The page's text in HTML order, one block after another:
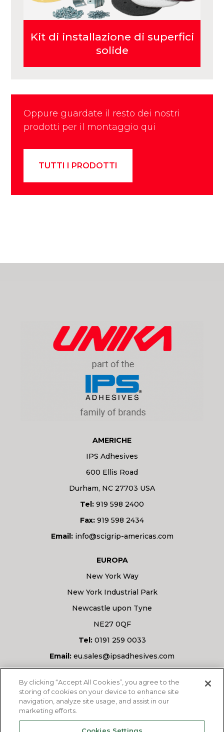
Kit di installazione di superfici
solide
Oppure guardate il resto dei nostri
prodotti per il montaggio qui
TUTTI I PRODOTTI
AMERICHE
IPS Adhesives
600 Ellis Road
Durham, NC 27703 USA
Tel: 919 598 2400
Fax: 919 598 2434
Email: info@scigrip-americas.com
EUROPA
New York Way
New York Industrial Park
Newcastle upon Tyne
NE27 0QF
Tel:0191 259 0033
Email: eu.sales@ipsadhesives.com
Avete una domanda?
By clicking “Accept All Cookies”, you agree to the
storing of cookies on your device to enhance site
navigation, analyze site usage, and assist in our
marketing efforts.